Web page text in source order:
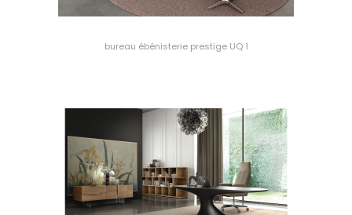
bureau ébénisterie prestige UQ 1